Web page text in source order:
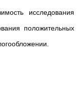
исследования
положительных